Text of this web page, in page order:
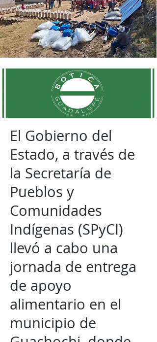
El Gobierno del
Estado, a través de
la Secretaría de
Pueblos y
Comunidades
Indígenas (SPyCI)
llevó a cabo una
jornada de entrega
de apoyo
alimentario en el
municipio de